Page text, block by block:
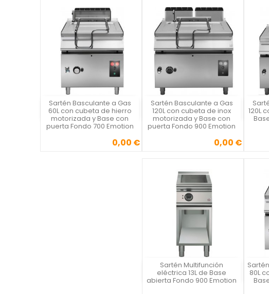
Sartén Basculante a Gas
60L con cubeta de hierro
motorizada y Base con
puerta Fondo 700 Emotion
Precio0,00 €

Vista rápida Sartén Basculante a Gas
120L con cubeta de inox
motorizada y Base con
puerta Fondo 900 Emotion
Precio0,00 €

Vista rápida 120L
Sartén Multifunción
eléctrica 13L de Base
abierta Fondo 900 Emotion
Vista rápida 80L